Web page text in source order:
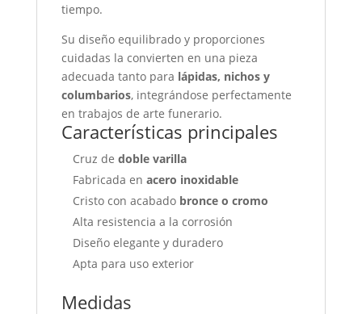
tiempo.
Su diseño equilibrado y proporciones
cuidadas la convierten en una pieza
adecuada tanto para lápidas, nichos y
columbarios, integrándose perfectamente
en trabajos de arte funerario.
Características principales
Cruz de doble varilla
Fabricada en acero inoxidable
Cristo con acabado bronce o cromo
Alta resistencia a la corrosión
Diseño elegante y duradero
Apta para uso exterior
Medidas